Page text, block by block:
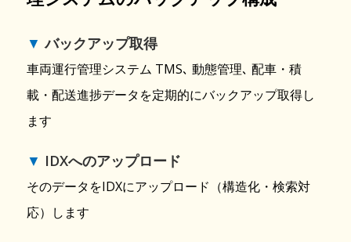
▼ バックアップ取得
車両運行管理システム TMS､ 動態管理､ 配車・積
載・配送進捗データを定期的にバックアップ取得し
ます
▼ IDXへのアップロード
そのデータをIDXにアップロード（構造化・検索対
応）します